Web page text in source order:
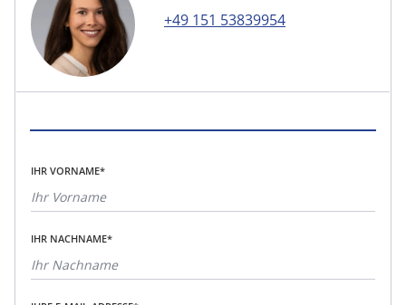
+49 151 53839954
IHR VORNAME*
IHR NACHNAME*